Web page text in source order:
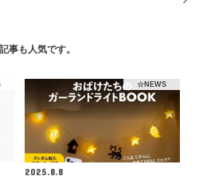
事も人気です。
☆NEWS
2025.8.8